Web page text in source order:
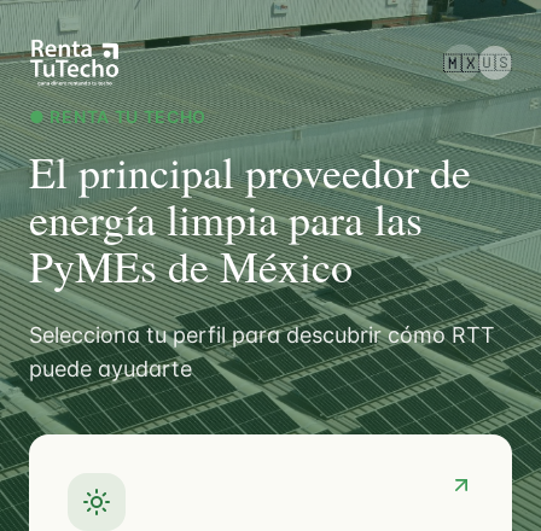
🇲🇽🇺🇸
● RENTA TU TECHO
El principal proveedor de
energía limpia para las
PyMEs de México
Selecciona tu perfil para descubrir cómo RTT
puede ayudarte